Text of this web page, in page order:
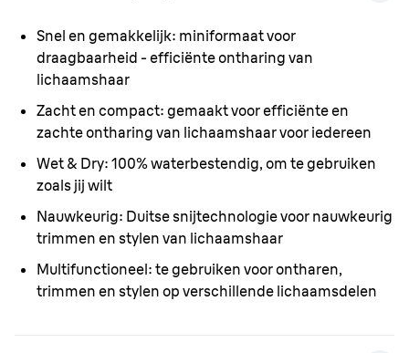
Snel en gemakkelijk: miniformaat voor
draagbaarheid - efficiënte ontharing van
lichaamshaar
Zacht en compact: gemaakt voor efficiënte en
zachte ontharing van lichaamshaar voor iedereen
Wet & Dry: 100% waterbestendig, om te gebruiken
zoals jij wilt
Nauwkeurig: Duitse snijtechnologie voor nauwkeurig
trimmen en stylen van lichaamshaar
Multifunctioneel: te gebruiken voor ontharen,
trimmen en stylen op verschillende lichaamsdelen